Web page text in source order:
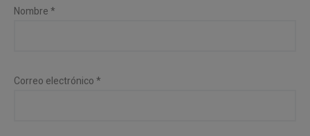
Nombre*
Correo electrónico*